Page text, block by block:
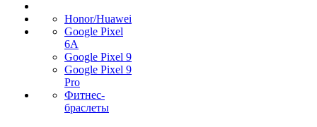
Honor/Huawei
Google Pixel
6A
Google Pixel 9
Google Pixel 9
Pro
Фитнес-
браслеты